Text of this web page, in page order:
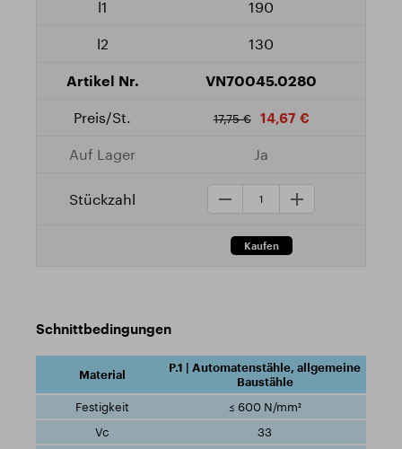
190
130
VN70045.0280
17,75 € 14,67 €
Ja
Schnittbedingungen
P.1 | Automatenstähle, allgemeine
Baustähle
≤ 600 N/mm²
33